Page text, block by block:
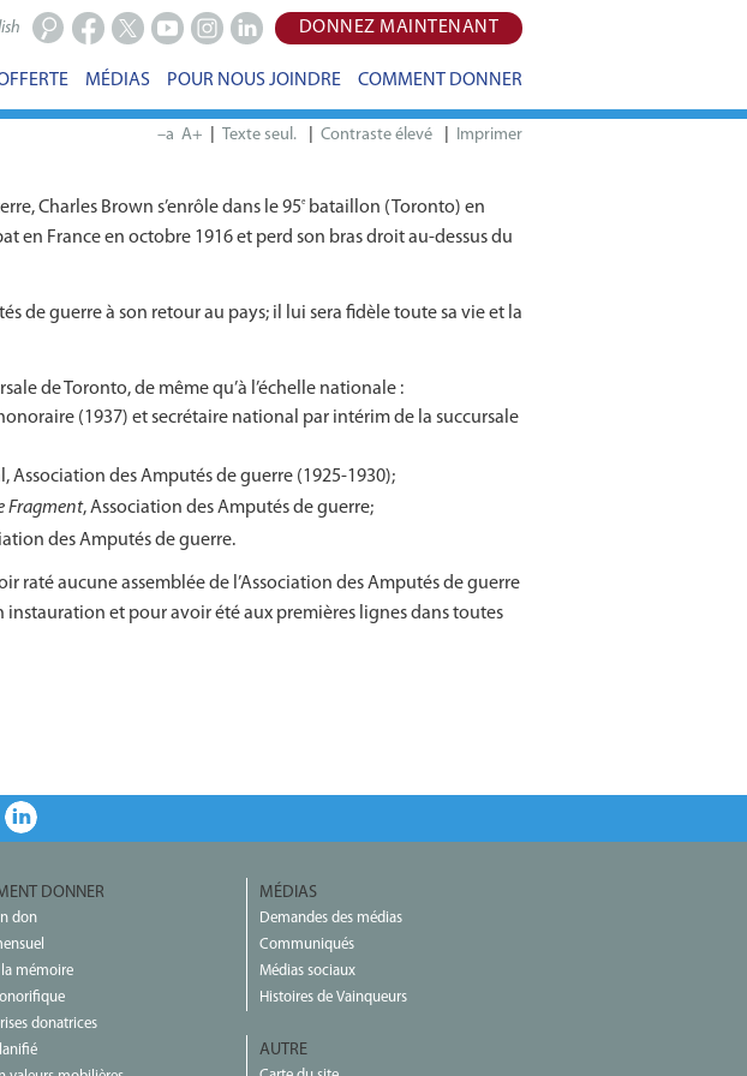
DONNEZ MAINTENANT
MÉDIAS POUR NOUS JOINDRE COMMENT DONNER
–a A+ | | | Imprimer
Charles Brown s’enrôle dans le 95ebataillon (Toronto) en
en France en octobre 1916 et perd son bras droit au-dessus du
de guerre à son retour au pays; il lui sera fidèle toute sa vie et la
de Toronto, de même qu’à l’échelle nationale :
(1937) et secrétaire national par intérim de la succursale
des Amputés de guerre (1925-1930);
Fragment, Association des Amputés de guerre;
des Amputés de guerre.
raté aucune assemblée de l’Association des Amputés de guerre
instauration et pour avoir été aux premières lignes dans toutes
LinkedIn
DONNER
don
la mémoire
donatrices
MÉDIAS
Demandes des médias
Communiqués
Médias sociaux
Histoires de Vainqueurs
AUTRE